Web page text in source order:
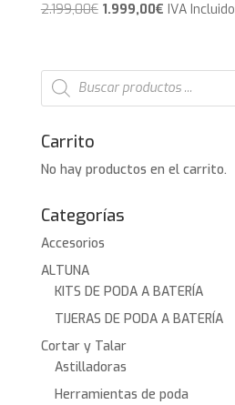
2.199,00€ El
era:
2.199,00€.
1.999,00€El
es:
1.999,00€.
IVA Incluido
Búsqueda
de
productos
Carrito
No hay productos en el carrito.
Categorías
Accesorios
ALTUNA
KITS DE PODA A BATERÍA
TIJERAS DE PODA A BATERÍA
Cortar y Talar
Astilladoras
Herramientas de poda